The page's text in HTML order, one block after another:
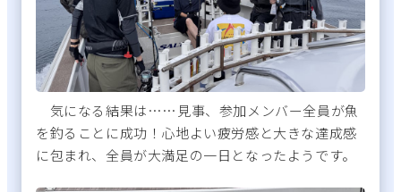
気になる結果は……見事、参加メンバー全員が魚
を釣ることに成功！心地よい疲労感と大きな達成感
に包まれ、全員が大満足の一日となったようです。